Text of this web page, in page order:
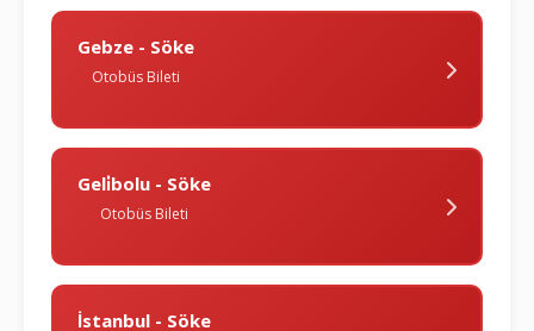
Gebze - Söke
Otobüs Bileti
Geli̇bolu - Söke
Otobüs Bileti
İstanbul - Söke